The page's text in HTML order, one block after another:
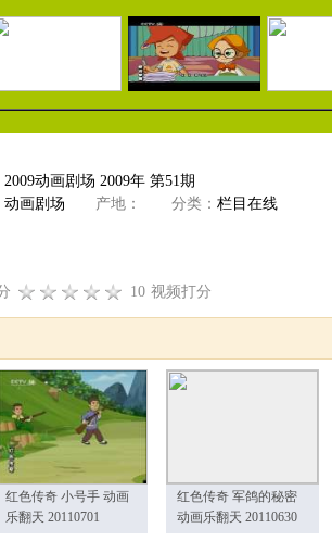
2009动画剧场 2009年 第51期
动画剧场 产地： 分类： 栏目在线
10 视频打分
红色传奇 小号手 动画
乐翻天 20110701
红色传奇 军鸽的秘密
动画乐翻天 20110630